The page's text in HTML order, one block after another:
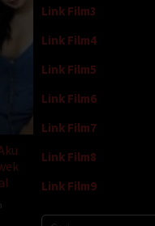
Link Film3
Link Film4
Link Film5
Link Film6
Link Film7
Link Film8
Link Film9